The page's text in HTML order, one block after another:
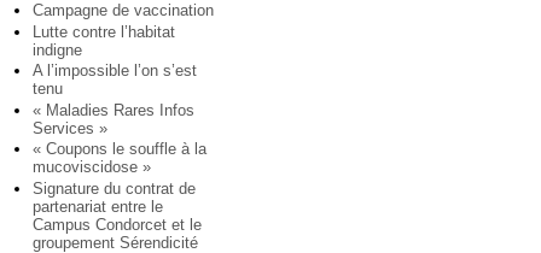
Campagne de vaccination
Lutte contre l’habitat
indigne
A l’impossible l’on s’est
tenu
« Maladies Rares Infos
Services »
« Coupons le souffle à la
mucoviscidose »
Signature du contrat de
partenariat entre le
Campus Condorcet et le
groupement Sérendicité